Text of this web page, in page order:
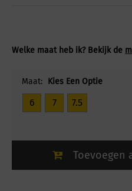
Welke maat heb ik? Bekijk de
Maat: Kies Een Optie
6 7 7.5
Toevoegen